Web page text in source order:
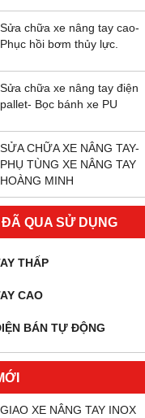
Sửa chữa xe nâng tay cao-
Phục hồi bơm thủy lực.
Sửa chữa xe nâng tay điện
pallet- Bọc bánh xe PU
SỬA CHỮA XE NÂNG TAY-
PHỤ TÙNG XE NÂNG TAY
HOÀNG MINH
QUA SỬ DỤNG
THẤP
CAO
BÁN TỰ ĐỘNG
GIAO XE NÂNG TAY INOX